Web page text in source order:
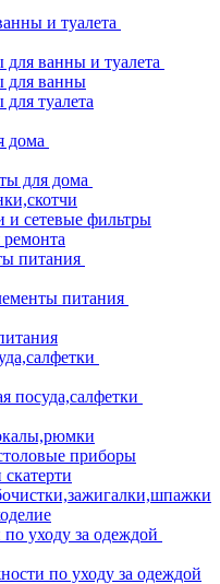
и туалета
для ванны и туалета
для ванны
туалета
дома
для дома
и сетевые фильтры
питания
питания
посуда,салфетки
приборы
уходу за одеждой
по уходу за одеждой